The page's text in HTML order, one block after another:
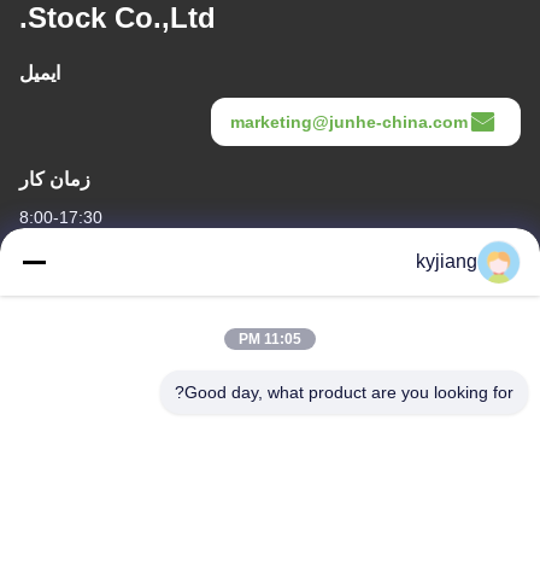
Stock Co.,Ltd.
ایمیل
marketing@junhe-china.com
زمان کار
8:00-17:30
آدرس ما kyjiang
11:05 PM
Good day, what product are you looking for?